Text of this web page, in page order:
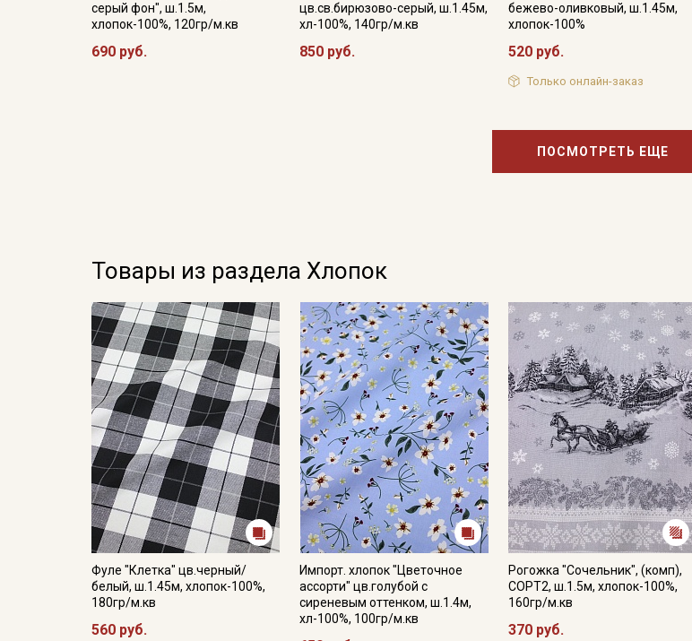
серый фон", ш.1.5м,
хлопок-100%, 120гр/м.кв
690 руб.
цв.св.бирюзово-серый, ш.1.45м,
хл-100%, 140гр/м.кв
850 руб.
бежево-оливковый, ш.1.45м,
хлопок-100%
520 руб.
Только онлайн-заказ
ПОСМОТРЕТЬ ЕЩЕ
Товары из раздела Хлопок
Фуле "Клетка" цв.черный/
белый, ш.1.45м, хлопок-100%,
180гр/м.кв
560 руб.
Импорт. хлопок "Цветочное
ассорти" цв.голубой с
сиреневым оттенком, ш.1.4м,
хл-100%, 100гр/м.кв
Рогожка "Сочельник", (комп),
СОРТ2, ш.1.5м, хлопок-100%,
160гр/м.кв
370 руб.